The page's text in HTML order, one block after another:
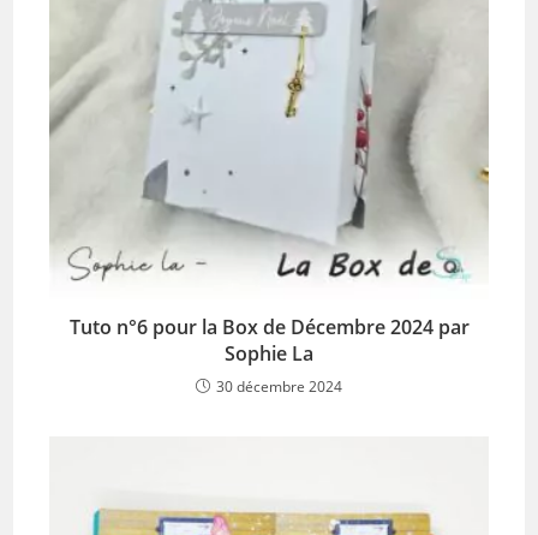
Tuto n°6 pour la Box de Décembre 2024 par
Sophie La
30 décembre 2024